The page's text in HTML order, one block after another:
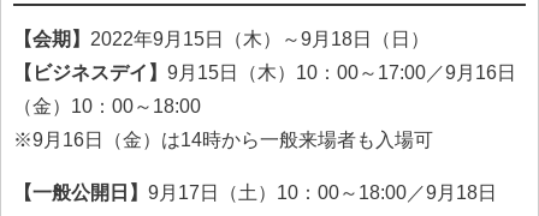
【会期】 2022年9月15日（木）～9月18日（日）
【ビジネスデイ】 9月15日（木）10：00～17:00／9月16日
（金）10：00～18:00
※9月16日（金）は14時から一般来場者も入場可
【一般公開日】 9月17日（土）10：00～18:00／9月18日